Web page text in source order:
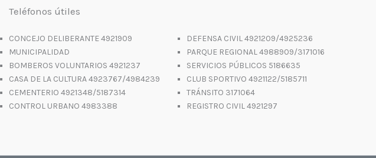
Teléfonos útiles
CONCEJO DELIBERANTE 4921909
MUNICIPALIDAD
BOMBEROS VOLUNTARIOS 4921237
CASA DE LA CULTURA 4923767/4984239
CEMENTERIO 4921348/5187314
CONTROL URBANO 4983388
DEFENSA CIVIL 4921209/4925236
PARQUE REGIONAL 4988909/3171016
SERVICIOS PÚBLICOS 5186635
CLUB SPORTIVO 4921122/5185711
TRÁNSITO 3171064
REGISTRO CIVIL 4921297